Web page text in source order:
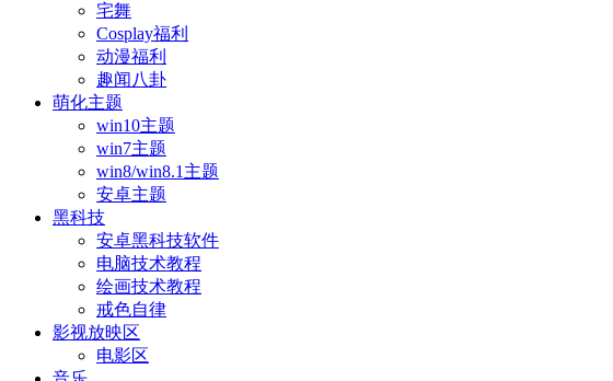
宅舞
Cosplay福利
动漫福利
趣闻八卦
萌化主题
win10主题
win7主题
win8/win8.1主题
安卓主题
黑科技
安卓黑科技软件
电脑技术教程
绘画技术教程
戒色自律
影视放映区
电影区